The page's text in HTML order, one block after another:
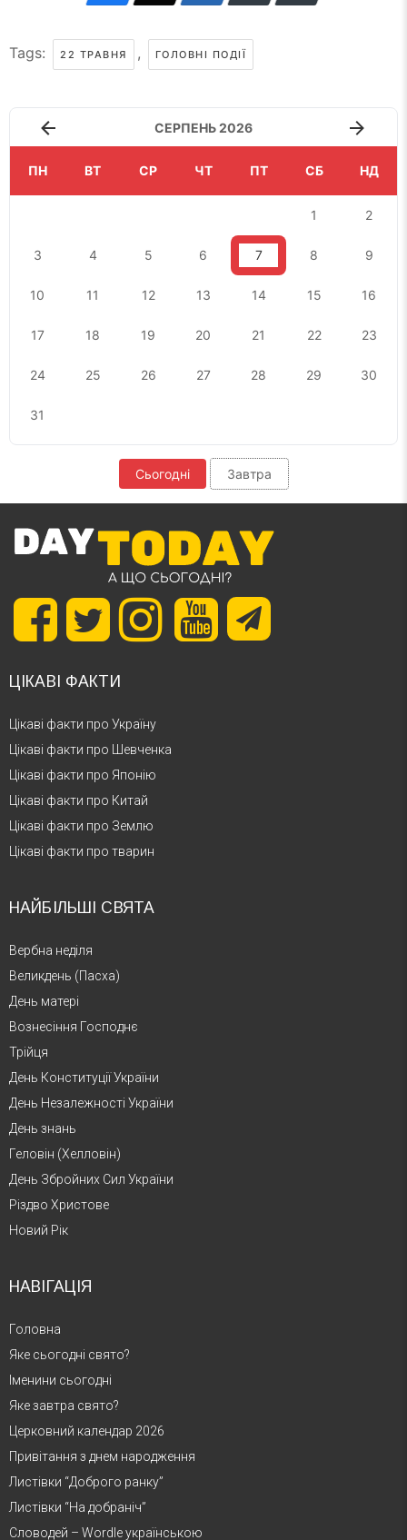
Tags: 22 ТРАВНЯ , ГОЛОВНІ ПОДІЇ
СЕРПЕНЬ 2026
ПН ВТ СР ЧТ ПТ СБ НД
1 2
3 4 5 6 7 8 9
10 11 12 13 14 15 16
17 18 19 20 21 22 23
24 25 26 27 28 29 30
31
Сьогодні Завтра
ЦІКАВІ ФАКТИ
Цікаві факти про Україну
Цікаві факти про Шевченка
Цікаві факти про Японію
Цікаві факти про Китай
Цікаві факти про Землю
Цікаві факти про тварин
НАЙБІЛЬШІ СВЯТА
Вербна неділя
Великдень (Пасха)
День матері
Вознесіння Господнє
Трійця
День Конституції України
День Незалежності України
День знань
Геловін (Хелловін)
День Збройних Сил України
Різдво Христове
Новий Рік
НАВІГАЦІЯ
Головна
Яке сьогодні свято?
Іменини сьогодні
Яке завтра свято?
Церковний календар 2026
Привітання з днем народження
Листівки “Доброго ранку”
Листівки “На добраніч”
Словодей – Wordle українською